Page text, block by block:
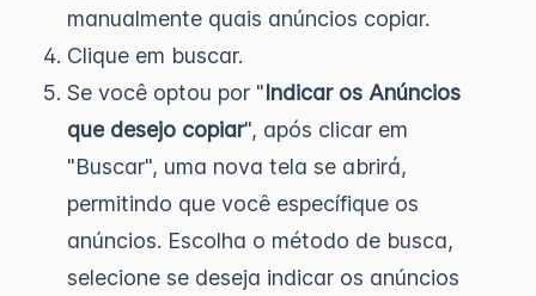
manualmente quais anúncios copiar.
Clique em buscar.
Se você optou por "Indicar os Anúncios
que desejo copiar", após clicar em
"Buscar", uma nova tela se abrirá,
permitindo que você específique os
anúncios. Escolha o método de busca,
selecione se deseja indicar os anúncios